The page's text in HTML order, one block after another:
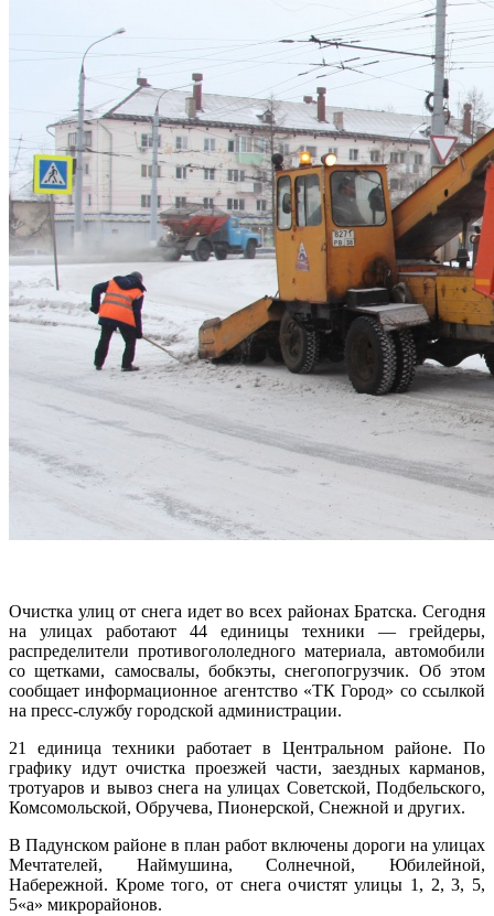
Очистка улиц от снега идет во всех районах Братска. Сегодня
на улицах работают 44 единицы техники — грейдеры,
распределители противогололедного материала, автомобили
со щетками, самосвалы, бобкэты, снегопогрузчик. Об этом
сообщает информационное агентство «ТК Город» со ссылкой
на пресс-службу городской администрации.
21 единица техники работает в Центральном районе. По
графику идут очистка проезжей части, заездных карманов,
тротуаров и вывоз снега на улицах Советской, Подбельского,
Комсомольской, Обручева, Пионерской, Снежной и других.
В Падунском районе в план работ включены дороги на улицах
Мечтателей, Наймушина, Солнечной, Юбилейной,
Набережной. Кроме того, от снега очистят улицы 1, 2, 3, 5,
5«а» микрорайонов.